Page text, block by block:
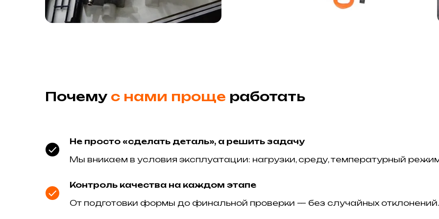
Почему с нами проще работать
Не просто «сделать деталь», а решить задачу
Мы вникаем в условия эксплуатации: нагрузки, среду, температурный
Контроль качества на каждом этапе
От подготовки формы до финальной проверки — без случайных отклонений.